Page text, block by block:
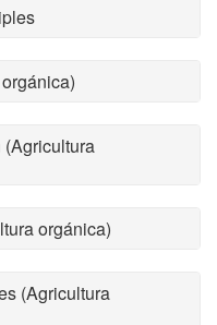
orgánica)
(Agricultura